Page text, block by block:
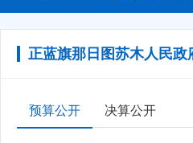
正蓝旗那日图苏木人民政
预算公开 决算公开